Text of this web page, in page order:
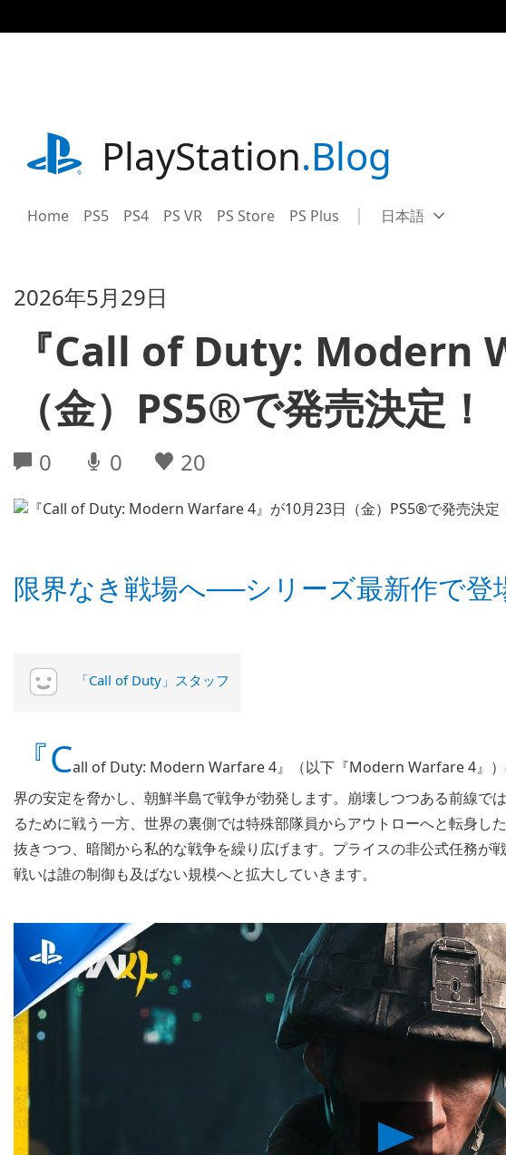
事
playstation.comPlayStation.Blog
Home PS5 PS4 PS VR PS Store PS Plus Select
Current
日本語
2026年5月29日
『Call of Duty: Modern
（金）PS5®で発売決定！
0 0 20
限界なき戦場へ──シリーズ最新作で登
「Call of Duty」スタッフ
『Call of Duty: Modern Warfare 4』（以下『Modern Warfare 4』）
界の安定を脅かし、朝鮮半島で戦争が勃発します。崩壊しつつある前線で
るために戦う一方、世界の裏側では特殊部隊員からアウトローへと転身し
抜きつつ、暗闇から私的な戦争を繰り広げます。プライスの非公式任務が
戦いは誰の制御も及ばない規模へと拡大していきます。
Play
Video